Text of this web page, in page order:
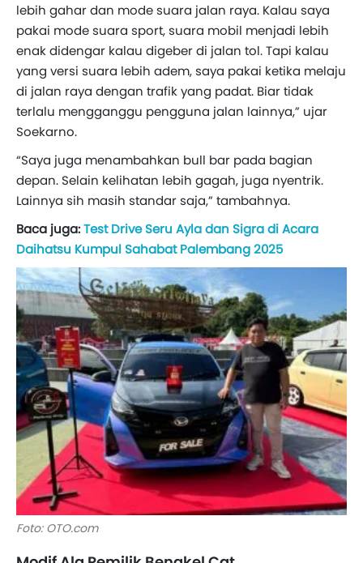
lebih gahar dan mode suara jalan raya. Kalau saya
pakai mode suara sport, suara mobil menjadi lebih
enak didengar kalau digeber di jalan tol. Tapi kalau
yang versi suara lebih adem, saya pakai ketika melaju
di jalan raya dengan trafik yang padat. Biar tidak
terlalu mengganggu pengguna jalan lainnya,” ujar
Soekarno.
“Saya juga menambahkan bull bar pada bagian
depan. Selain kelihatan lebih gagah, juga nyentrik.
Lainnya sih masih standar saja,” tambahnya.
Baca juga:Test Drive Seru Ayla dan Sigra di Acara
Daihatsu Kumpul Sahabat Palembang 2025
Foto: OTO.com